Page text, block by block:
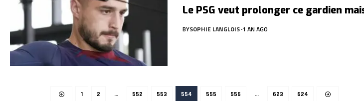
Le PSG veut prolonger ce gardien
BYSOPHIE LANGLOIS 1 AN AGO
1 2 … 552 553 554 555 556 … 623 624